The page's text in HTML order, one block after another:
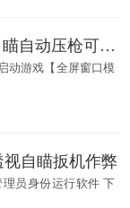
CS2·北极星外部透视自瞄自动压枪可直播 v2.7.1
视自瞄扳机作弊